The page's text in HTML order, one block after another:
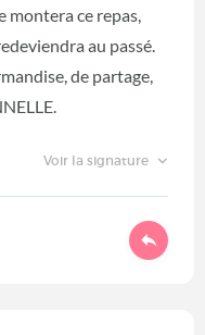
montera ce repas,
au passé.
de partage,
Voir la signature